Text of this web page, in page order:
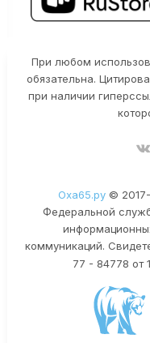
При любом
обязательна.
при наличии
Оха65.ру© 2017-
Федеральной
коммуникаций.
77 - 84778 от